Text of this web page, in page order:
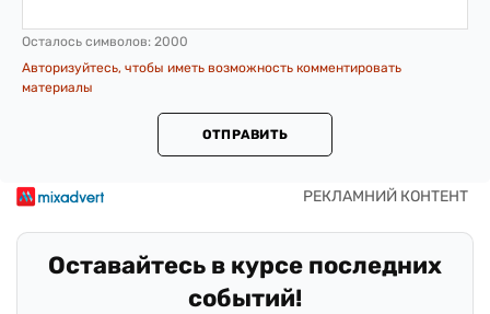
Осталось символов: 2000
Авторизуйтесь, чтобы иметь возможность комментировать
материалы
ОТПРАВИТЬ
Оставайтесь в курсе последних
событий!